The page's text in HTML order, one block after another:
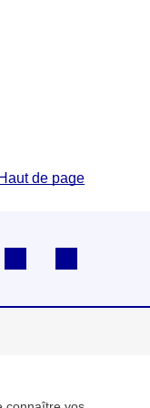
Haut de page